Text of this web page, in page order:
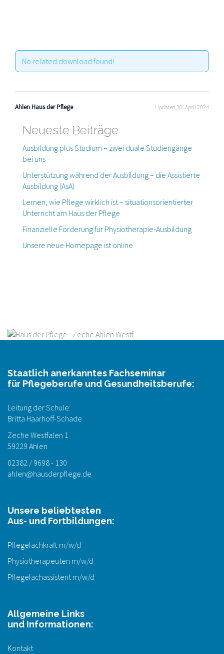
No related download found!
Ahlen Haus der Pflege Updated 30. April 2024
Neueste Beiträge
Ausbildung plus Studium – zwei duale Studiengänge
bei uns
Unterstützung während der Ausbildung – die Assistierte
Ausbildung (AsA)
Lernen, wie Pflege wirklich ist – situationsorientierter
Unterricht am Haus der Pflege
Finanzielle Förderung für Physiotherapie-Ausbildung
Unsere neue Homepage ist online
Staatlich anerkanntes Fachseminar
für Pflegeberufe und Gesundheitsberufe:
Leitung der Schule:
Britta Haarhoff-Schade
Zeche Westfalen 1
59229 Ahlen
02382 / 9698 - 130
ahlen@hausderpflege.de
Unsere beliebtesten
Aus- und Fortbildungen:
Pflegefachkraft m/w/d
Physiotherapeuten m/w/d
Pflegefachassistent m/w/d
Allgemeine Links
und Informationen:
Kontakt